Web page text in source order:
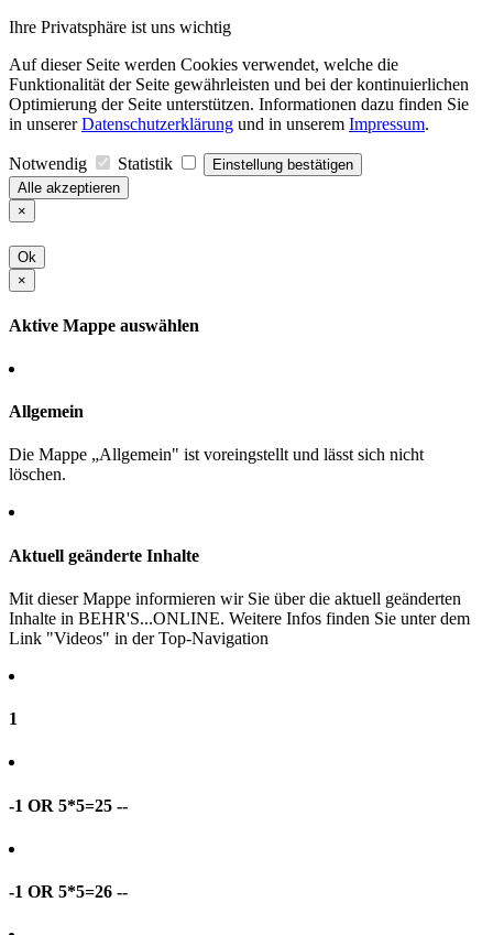
Ihre Privatsphäre ist uns wichtig
Auf dieser Seite werden Cookies verwendet, welche die
Funktionalität der Seite gewährleisten und bei der kontinuierlichen
Optimierung der Seite unterstützen. Informationen dazu finden Sie
in unsererDatenschutzerklärung und in unserem Impressum.
Notwendig Statistik
Einstellung bestätigen
Alle akzeptieren
×
Ok
×
Aktive Mappe auswählen
Allgemein
Die Mappe „Allgemein" ist voreingstellt und lässt sich nicht
löschen.
Aktuell geänderte Inhalte
Mit dieser Mappe informieren wir Sie über die aktuell geänderten
Inhalte in BEHR'S...ONLINE. Weitere Infos finden Sie unter dem
Link "Videos" in der Top-Navigation
1
-1 OR 5*5=25 --
-1 OR 5*5=26 --